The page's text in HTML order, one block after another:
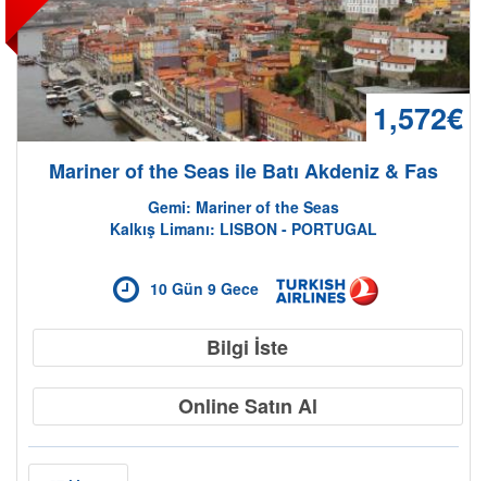
1,572€
Mariner of the Seas ile Batı Akdeniz & Fas
Gemi: Mariner of the Seas
Kalkış Limanı: LISBON - PORTUGAL
10 Gün 9 Gece
Bilgi İste
Online Satın Al